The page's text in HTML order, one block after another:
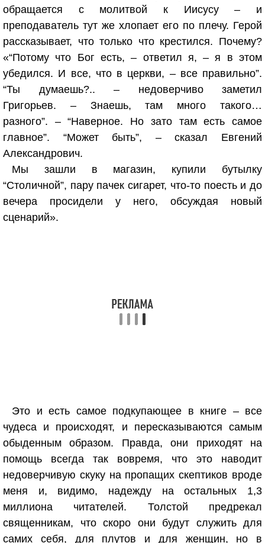
обращается с молитвой к Иисусу – и
преподаватель тут же хлопает его по плечу. Герой
рассказывает, что только что крестился. Почему?
«“Потому что Бог есть, – ответил я, – я в этом
убедился. И все, что в церкви, – все правильно”.
“Ты думаешь?.. – недоверчиво заметил
Григорьев. – Знаешь, там много такого…
разного”. – “Наверное. Но зато там есть самое
главное”. “Может быть”, – сказал Евгений
Александрович.
Мы зашли в магазин, купили бутылку
“Столичной”, пару пачек сигарет, что-то поесть и до
вечера просидели у него, обсуждая новый
сценарий».
Это и есть самое подкупающее в книге – все
чудеса и происходят, и пересказываются самым
обыденным образом. Правда, они приходят на
помощь всегда так вовремя, что это наводит
недоверчивую скуку на пропащих скептиков вроде
меня и, видимо, надежду на остальных 1,3
миллиона читателей. Толстой предрекал
священникам, что скоро они будут служить для
самих себя, для плутов и для женщин, но в